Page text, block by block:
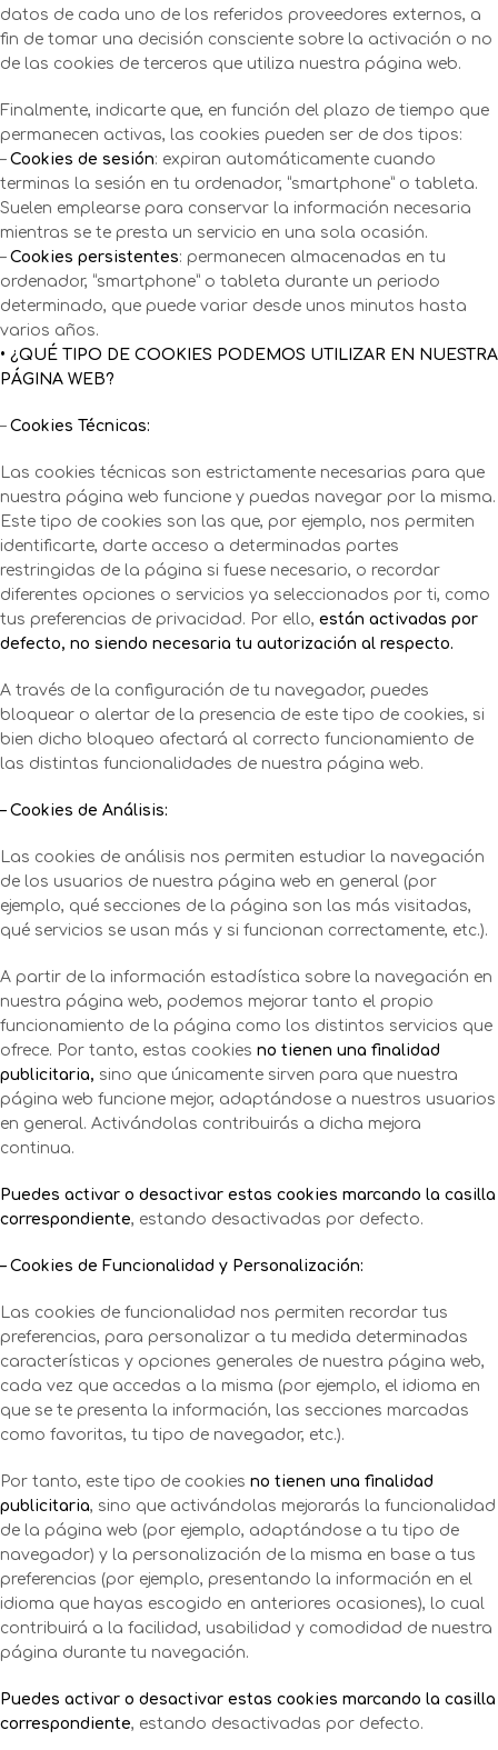
datos de cada uno de los referidos proveedores externos, a
fin de tomar una decisión consciente sobre la activación o no
de las cookies de terceros que utiliza nuestra página web.
Finalmente, indicarte que, en función del plazo de tiempo que
permanecen activas, las cookies pueden ser de dos tipos:
– Cookies de sesión: expiran automáticamente cuando
terminas la sesión en tu ordenador, “smartphone” o tableta.
Suelen emplearse para conservar la información necesaria
mientras se te presta un servicio en una sola ocasión.
– Cookies persistentes: permanecen almacenadas en tu
ordenador, “smartphone” o tableta durante un periodo
determinado, que puede variar desde unos minutos hasta
varios años.
• ¿QUÉ TIPO DE COOKIES PODEMOS UTILIZAR EN NUESTRA
PÁGINA WEB?
– Cookies Técnicas:
Las cookies técnicas son estrictamente necesarias para que
nuestra página web funcione y puedas navegar por la misma.
Este tipo de cookies son las que, por ejemplo, nos permiten
identificarte, darte acceso a determinadas partes
restringidas de la página si fuese necesario, o recordar
diferentes opciones o servicios ya seleccionados por ti, como
tus preferencias de privacidad. Por ello, están activadas por
defecto, no siendo necesaria tu autorización al respecto.
A través de la configuración de tu navegador, puedes
bloquear o alertar de la presencia de este tipo de cookies, si
bien dicho bloqueo afectará al correcto funcionamiento de
las distintas funcionalidades de nuestra página web.
– Cookies de Análisis:
Las cookies de análisis nos permiten estudiar la navegación
de los usuarios de nuestra página web en general (por
ejemplo, qué secciones de la página son las más visitadas,
qué servicios se usan más y si funcionan correctamente, etc.).
A partir de la información estadística sobre la navegación en
nuestra página web, podemos mejorar tanto el propio
funcionamiento de la página como los distintos servicios que
ofrece. Por tanto, estas cookies no tienen una finalidad
publicitaria, sino que únicamente sirven para que nuestra
página web funcione mejor, adaptándose a nuestros usuarios
en general. Activándolas contribuirás a dicha mejora
continua.
Puedes activar o desactivar estas cookies marcando la casilla
correspondiente, estando desactivadas por defecto.
– Cookies de Funcionalidad y Personalización:
Las cookies de funcionalidad nos permiten recordar tus
preferencias, para personalizar a tu medida determinadas
características y opciones generales de nuestra página web,
cada vez que accedas a la misma (por ejemplo, el idioma en
que se te presenta la información, las secciones marcadas
como favoritas, tu tipo de navegador, etc.).
Por tanto, este tipo de cookies no tienen una finalidad
publicitaria, sino que activándolas mejorarás la funcionalidad
de la página web (por ejemplo, adaptándose a tu tipo de
navegador) y la personalización de la misma en base a tus
preferencias (por ejemplo, presentando la información en el
idioma que hayas escogido en anteriores ocasiones), lo cual
contribuirá a la facilidad, usabilidad y comodidad de nuestra
página durante tu navegación.
Puedes activar o desactivar estas cookies marcando la casilla
correspondiente, estando desactivadas por defecto.